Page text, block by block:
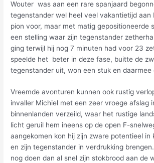
Wouter was aan een rare spanjaard
tegenstander wel heel veel vakantietijd aan
pion voor, maar met matig gepositioneerde
een stelling waar zijn tegenstander
ging terwijl hij nog 7 minuten had voor 23
speelde het beter in deze fase, buitte de
tegenstander uit, won een stuk en daarmee
Vreemde avonturen kunnen ook rustig
invaller Michiel met een zeer vroege afslag
binnenlanden verzeild, waar het rustige
licht geruil hem ineens op de open F-
aangekomen kon hij zijn zware potentieel in
en zijn tegenstander in verdrukking
nog doen dan al snel zijn stokbrood aan de